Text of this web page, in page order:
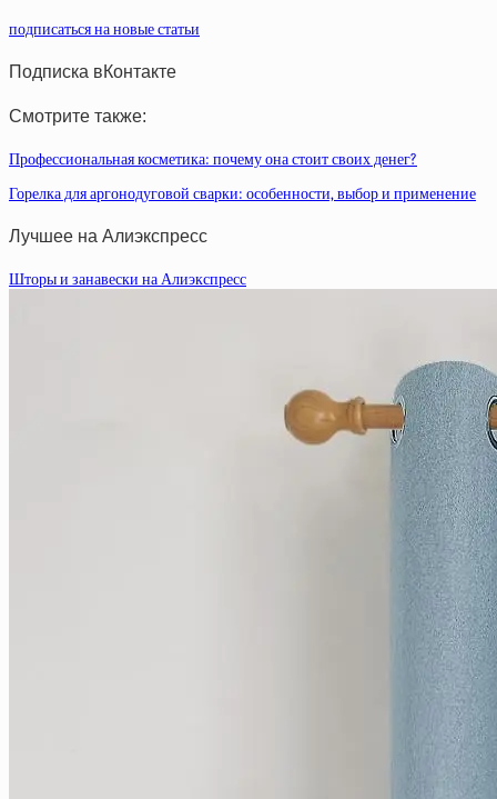
подписаться на новые статьи
Подписка вКонтакте
Смотрите также:
Профессиональная косметика: почему она стоит своих денег?
Горелка для аргонодуговой сварки: особенности, выбор и применение
Лучшее на Алиэкспресс
Шторы и занавески на Алиэкспресс